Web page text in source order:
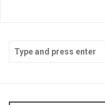
Search
for: